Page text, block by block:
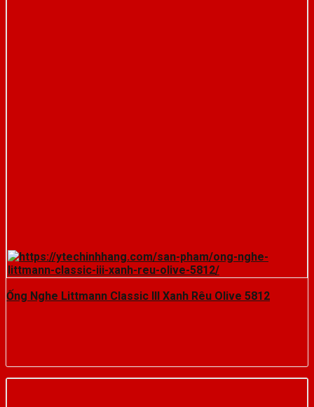
Ống Nghe Littmann Classic III Xanh Rêu Olive 5812